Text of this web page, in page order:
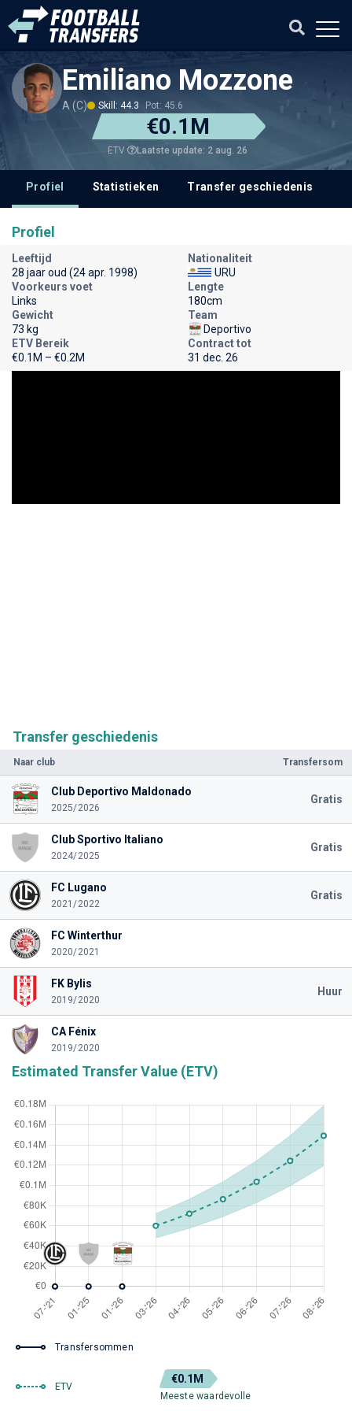
Emiliano Mozzone
A (C) Skill: 44.3 Pot: 45.6
€0.1M
ETV Laatste update: 2 aug. 26
Profiel Statistieken Transfer geschiedenis
Transfer geschiedenis
Naar club Transfersom
Club Deportivo Maldonado
2025/2026
Gratis
Club Sportivo Italiano
2024/2025
Gratis
FC Lugano
2021/2022
Gratis
FC Winterthur
2020/2021
FK Bylis
2019/2020
Huur
CA Fénix
2019/2020
Estimated Transfer Value (ETV)
Transfersommen
ETV
€0.1M
Meeste waardevolle
Profiel
Leeftijd
28 jaar oud (24 apr. 1998)
Nationaliteit
URU
Voorkeurs voet
Links
Lengte
180cm
Gewicht
73 kg
Team
Deportivo
ETV Bereik
€0.1M – €0.2M
Contract tot
31 dec. 26